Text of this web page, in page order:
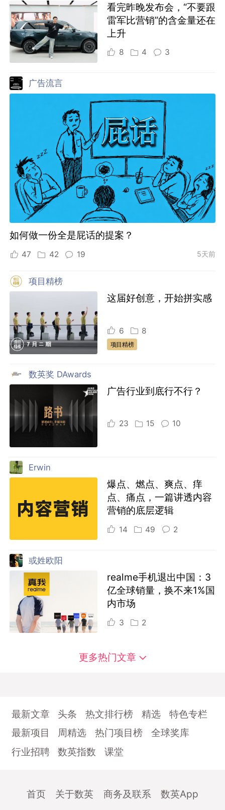
看完昨晚发布会，“不要跟
雷军比营销”的含金量还在
上升
8 4 3
广告流言
如何做一份全是屁话的提案？
47 42 19 5天前
项目精榜
这届好创意，开始拼实感
6 8
项目精榜
数英奖 DAwards
广告行业到底行不行？
23 15 10
Erwin
爆点、燃点、爽点、痒
点、痛点，一篇讲透内容
营销的底层逻辑
14 49 2
或姓欧阳
realme手机退出中国：3
亿全球销量，换不来1%国
内市场
3 2
更多热门文章
最新文章 头条 热文排行榜 精选
特色专栏
最新项目
周精选 热门项目榜
全球奖库
行业招聘
数英指数 课堂
首页 关于数英 商务及联系 数英App